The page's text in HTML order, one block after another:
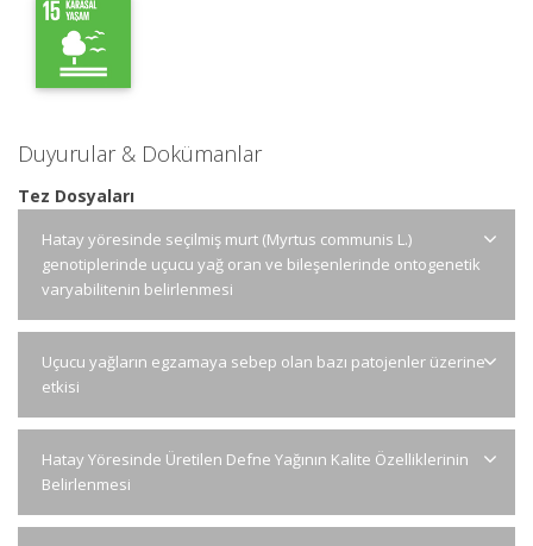
Duyurular & Dokümanlar
Tez Dosyaları
Hatay yöresinde seçilmiş murt (Myrtus communis L.)
genotiplerinde uçucu yağ oran ve bileşenlerinde ontogenetik
varyabilitenin belirlenmesi
Uçucu yağların egzamaya sebep olan bazı patojenler üzerine
etkisi
Hatay Yöresinde Üretilen Defne Yağının Kalite Özelliklerinin
Belirlenmesi